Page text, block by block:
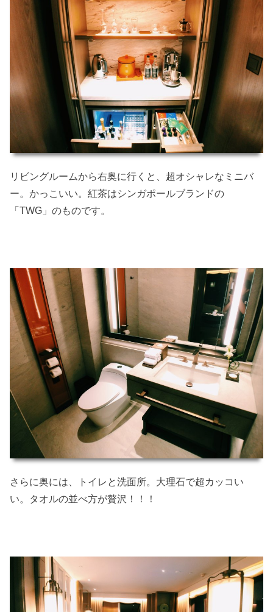
リビングルームから右奥に行くと、超オシャレなミニバ
ー。かっこいい。紅茶はシンガポールブランドの
「TWG」のものです。
さらに奥には、トイレと洗面所。大理石で超カッコい
い。タオルの並べ方が贅沢！！！